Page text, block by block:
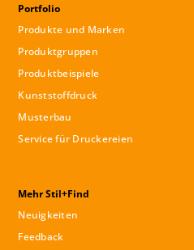
Portfolio
Produkte und Marken
Produktgruppen
Produktbeispiele
Kunststoffdruck
Musterbau
Service für Druckereien
Mehr Stil+Find
Neuigkeiten
Feedback